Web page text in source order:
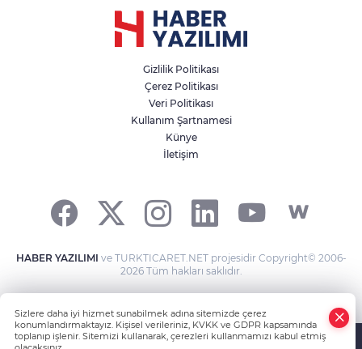
Gizlilik Politikası
Çerez Politikası
Veri Politikası
Kullanım Şartnamesi
Künye
İletişim
HABER YAZILIMI ve TURKTICARET.NET projesidir Copyright© 2006-
2026 Tüm hakları saklıdır.
Sizlere daha iyi hizmet sunabilmek adına sitemizde çerez
konumlandırmaktayız. Kişisel verileriniz, KVKK ve GDPR kapsamında
toplanıp işlenir. Sitemizi kullanarak, çerezleri kullanmamızı kabul etmiş